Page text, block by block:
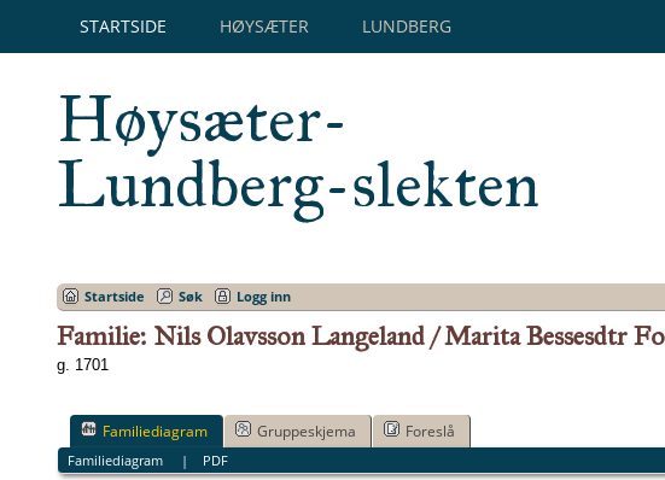
STARTSIDE HØYSÆTER LUNDBERG
Høysæter-
Lundberg-slekten
Startside Søk Logg inn
Familie: Nils Olavsson Langeland / Marita Bessesdtr
g. 1701
Familiediagram Gruppeskjema Foreslå
Familiediagram | PDF